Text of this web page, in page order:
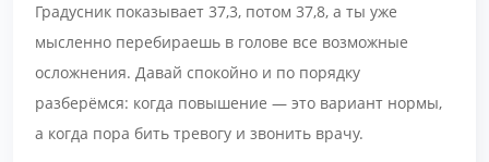
Градусник показывает 37,3, потом 37,8, а ты уже
мысленно перебираешь в голове все возможные
осложнения. Давай спокойно и по порядку
разберёмся: когда повышение — это вариант нормы,
а когда пора бить тревогу и звонить врачу.